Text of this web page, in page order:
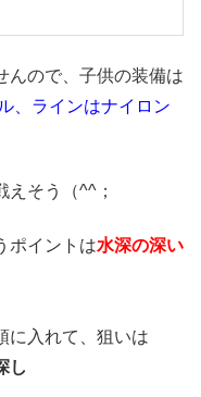
んので、子供の装備は
、ラインはナイロン
そう（^^；
ポイントは水深の深い
に入れて、狙いは
し